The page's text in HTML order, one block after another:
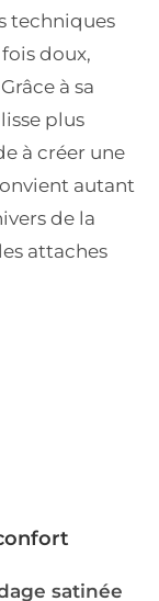
techniques
doux,
à sa
plus
à créer une
autant
de la
attaches
satinée